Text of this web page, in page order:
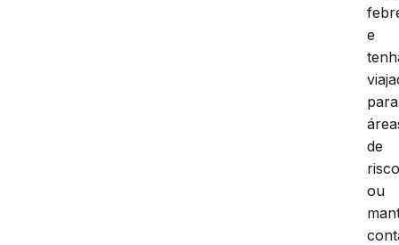
e
para
de
ou